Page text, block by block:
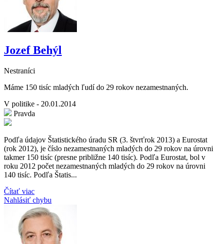
Jozef Behýl
Nestraníci
Máme 150 tisíc mladých ľudí do 29 rokov nezamestnaných.
V politike - 20.01.2014
Pravda
Podľa údajov Štatistického úradu SR (3. štvrťrok 2013) a Eurostat
(rok 2012), je číslo nezamestnaných mladých do 29 rokov na úrovni
takmer 150 tisíc (presne približne 140 tisíc). Podľa Eurostat, bol v
roku 2012 počet nezamestnaných mladých do 29 rokov na úrovni
140 tisíc. Podľa Štatis...
Čítať viac
Nahlásiť chybu